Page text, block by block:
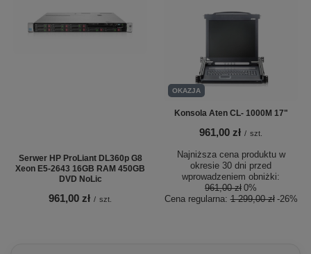
Serwer HP ProLiant DL360p G8
Xeon E5-2643 16GB RAM 450GB
DVD NoLic
961,00 zł / szt.
OKAZJA
Konsola Aten CL- 1000M 17"
961,00 zł / szt.
Najniższa cena produktu w
okresie 30 dni przed
wprowadzeniem obniżki:
961,00 zł 0%
Cena regularna:1 299,00 zł -26%